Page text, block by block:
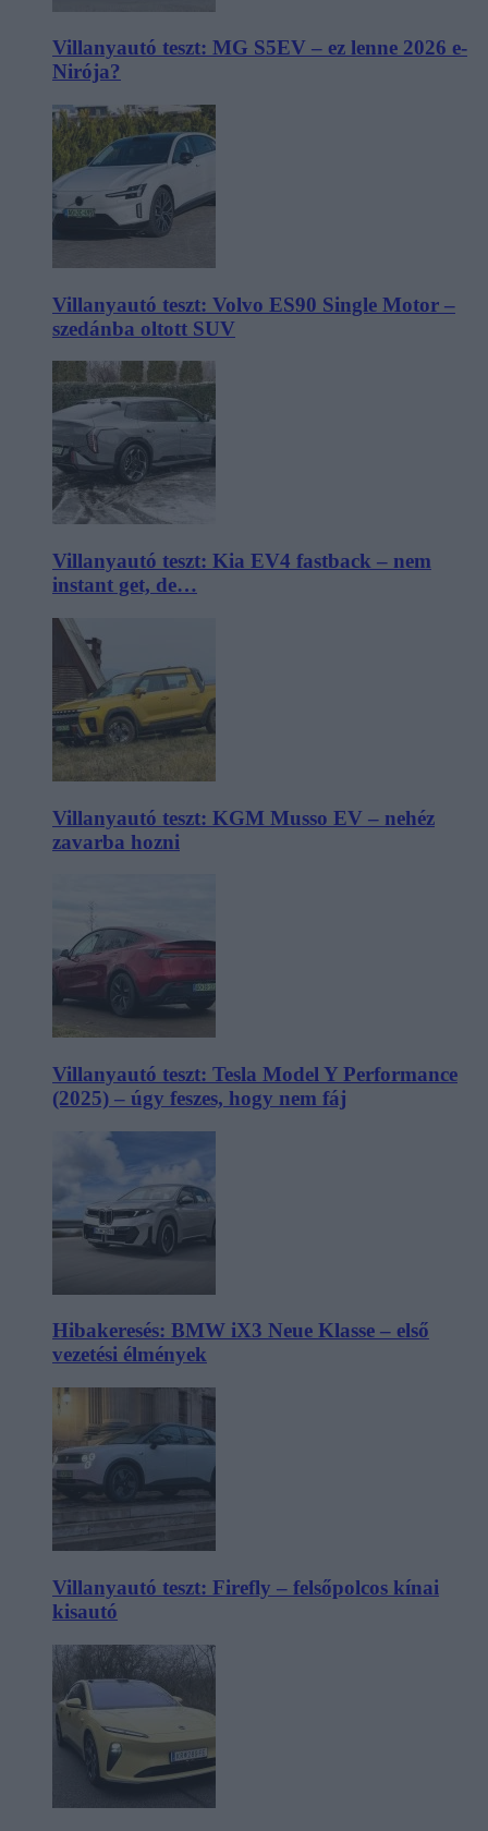
Villanyautó teszt: MG S5EV – ez lenne 2026 e-
Nirója?
Villanyautó teszt: Volvo ES90 Single Motor –
szedánba oltott SUV
Villanyautó teszt: Kia EV4 fastback – nem
instant get, de…
Villanyautó teszt: KGM Musso EV – nehéz
zavarba hozni
Villanyautó teszt: Tesla Model Y Performance
(2025) – úgy feszes, hogy nem fáj
Hibakeresés: BMW iX3 Neue Klasse – első
vezetési élmények
Villanyautó teszt: Firefly – felsőpolcos kínai
kisautó